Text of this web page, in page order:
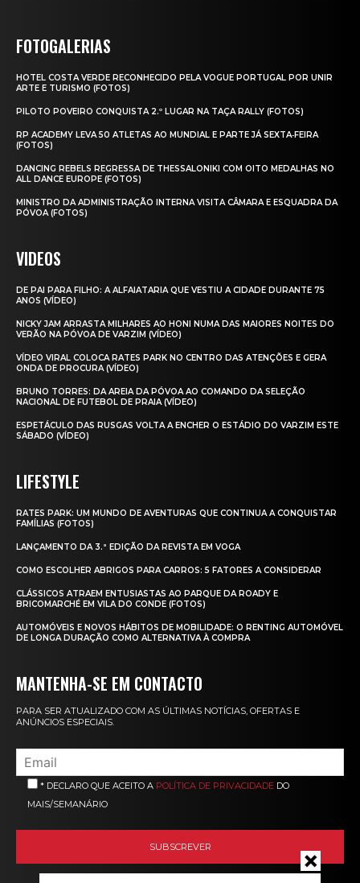
FOTOGALERIAS
HOTEL COSTA VERDE RECONHECIDO PELA VOGUE PORTUGAL POR UNIR
ARTE E TURISMO (FOTOS)
PILOTO POVEIRO CONQUISTA 2.º LUGAR NA TAÇA RALLY (FOTOS)
RP ACADEMY LEVA 50 ATLETAS AO MUNDIAL E PARTE JÁ SEXTA‑FEIRA
(FOTOS)
DANCING REBELS REGRESSA DE THESSALONIKI COM OITO MEDALHAS NO
ALL DANCE EUROPE (FOTOS)
MINISTRO DA ADMINISTRAÇÃO INTERNA VISITA CÂMARA E ESQUADRA DA
PÓVOA (FOTOS)
VIDEOS
DE PAI PARA FILHO: A ALFAIATARIA QUE VESTIU A CIDADE DURANTE 75
ANOS (VÍDEO)
NICKY JAM ARRASTA MILHARES AO HONI NUMA DAS MAIORES NOITES DO
VERÃO NA PÓVOA DE VARZIM (VÍDEO)
VÍDEO VIRAL COLOCA RATES PARK NO CENTRO DAS ATENÇÕES E GERA
ONDA DE PROCURA (VÍDEO)
BRUNO TORRES: DA AREIA DA PÓVOA AO COMANDO DA SELEÇÃO
NACIONAL DE FUTEBOL DE PRAIA (VÍDEO)
ESPETÁCULO DAS RUSGAS VOLTA A ENCHER O ESTÁDIO DO VARZIM ESTE
SÁBADO (VÍDEO)
LIFESTYLE
RATES PARK: UM MUNDO DE AVENTURAS QUE CONTINUA A CONQUISTAR
FAMÍLIAS (FOTOS)
LANÇAMENTO DA 3.ª EDIÇÃO DA REVISTA EM VOGA
COMO ESCOLHER ABRIGOS PARA CARROS: 5 FATORES A CONSIDERAR
CLÁSSICOS ATRAEM ENTUSIASTAS AO PARQUE DA ROADY E
BRICOMARCHÉ EM VILA DO CONDE (FOTOS)
AUTOMÓVEIS E NOVOS HÁBITOS DE MOBILIDADE: O RENTING AUTOMÓVEL
DE LONGA DURAÇÃO COMO ALTERNATIVA À COMPRA
MANTENHA-SE EM CONTACTO
PARA SER ATUALIZADO COM AS ÚLTIMAS NOTÍCIAS, OFERTAS E
ANÚNCIOS ESPECIAIS.
* DECLARO QUE ACEITO A POLÍTICA DE PRIVACIDADE DO
MAIS/SEMANÁRIO